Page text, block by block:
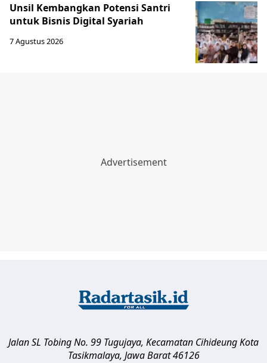
Unsil Kembangkan Potensi Santri
untuk Bisnis Digital Syariah
7 Agustus 2026
Jalan SL Tobing No. 99 Tugujaya, Kecamatan CihideungKota
Tasikmalaya, Jawa Barat 46126